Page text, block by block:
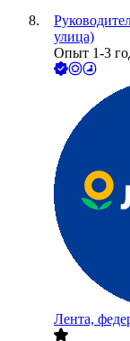
улица)
Опыт 1-3
Лента,